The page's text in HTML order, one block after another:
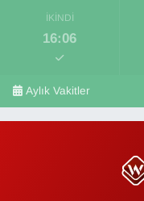
İKINDI
16:06
Aylık Vakitler